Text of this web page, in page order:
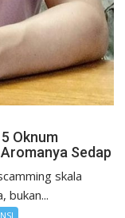
Oknum
Sedap
skala
bukan...